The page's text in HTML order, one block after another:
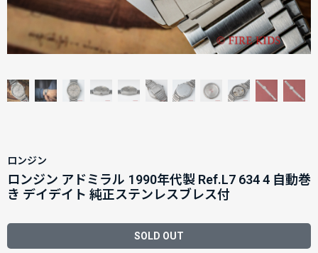
ロンジン
ロンジン アドミラル 1990年代製 Ref.L7 634 4 自動巻
き デイデイト 純正ステンレスブレス付
SOLD OUT